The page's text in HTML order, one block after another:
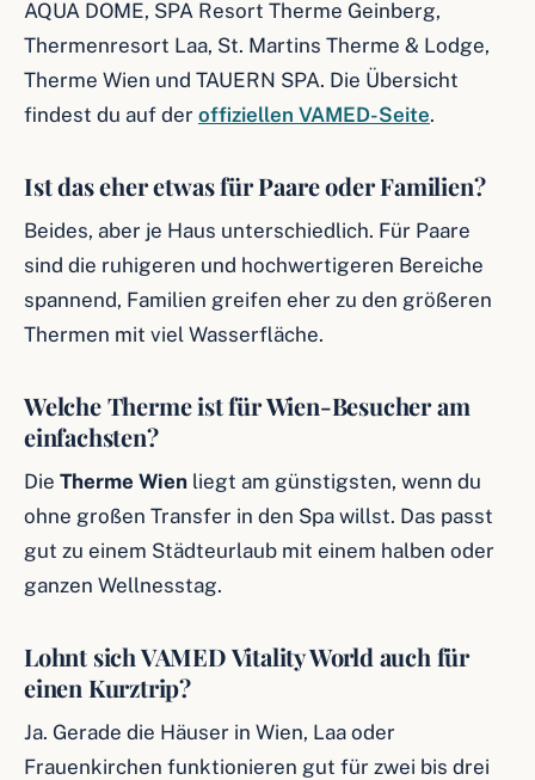
AQUA DOME, SPA Resort Therme Geinberg,
Thermenresort Laa, St. Martins Therme & Lodge,
Therme Wien und TAUERN SPA. Die Übersicht
findest du auf der offiziellen VAMED-Seite.
Ist das eher etwas für Paare oder Familien?
Beides, aber je Haus unterschiedlich. Für Paare
sind die ruhigeren und hochwertigeren Bereiche
spannend, Familien greifen eher zu den größeren
Thermen mit viel Wasserfläche.
Welche Therme ist für Wien-Besucher am
einfachsten?
Die Therme Wien liegt am günstigsten, wenn du
ohne großen Transfer in den Spa willst. Das passt
gut zu einem Städteurlaub mit einem halben oder
ganzen Wellnesstag.
Lohnt sich VAMED Vitality World auch für
einen Kurztrip?
Ja. Gerade die Häuser in Wien, Laa oder
Frauenkirchen funktionieren gut für zwei bis drei